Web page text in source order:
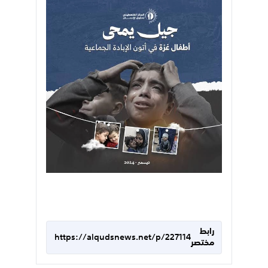
رابط
مختصر
https://alqudsnews.net/p/227114